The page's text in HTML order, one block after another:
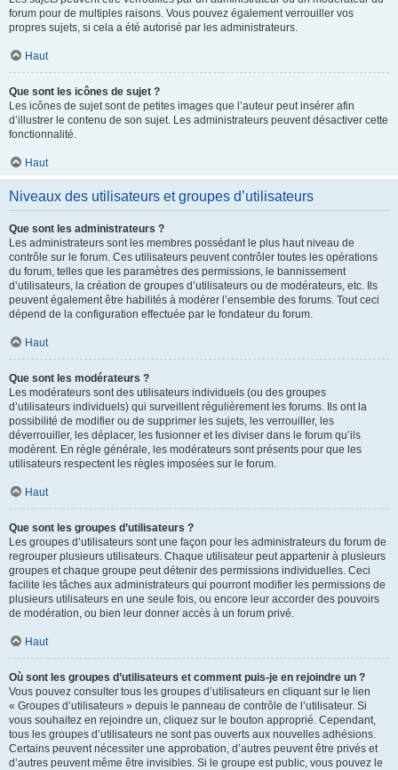
forum pour de multiples raisons. Vous pouvez également verrouiller vos
propres sujets, si cela a été autorisé par les administrateurs.
Haut
Que sont les icônes de sujet ?
Les icônes de sujet sont de petites images que l’auteur peut insérer afin
d’illustrer le contenu de son sujet. Les administrateurs peuvent désactiver cette
fonctionnalité.
Haut
Niveaux des utilisateurs et groupes d’utilisateurs
Que sont les administrateurs ?
Les administrateurs sont les membres possédant le plus haut niveau de
contrôle sur le forum. Ces utilisateurs peuvent contrôler toutes les opérations
du forum, telles que les paramètres des permissions, le bannissement
d’utilisateurs, la création de groupes d’utilisateurs ou de modérateurs, etc. Ils
peuvent également être habilités à modérer l’ensemble des forums. Tout ceci
dépend de la configuration effectuée par le fondateur du forum.
Haut
Que sont les modérateurs ?
Les modérateurs sont des utilisateurs individuels (ou des groupes
d’utilisateurs individuels) qui surveillent régulièrement les forums. Ils ont la
possibilité de modifier ou de supprimer les sujets, les verrouiller, les
déverrouiller, les déplacer, les fusionner et les diviser dans le forum qu’ils
modèrent. En règle générale, les modérateurs sont présents pour que les
utilisateurs respectent les règles imposées sur le forum.
Haut
Que sont les groupes d’utilisateurs ?
Les groupes d’utilisateurs sont une façon pour les administrateurs du forum de
regrouper plusieurs utilisateurs. Chaque utilisateur peut appartenir à plusieurs
groupes et chaque groupe peut détenir des permissions individuelles. Ceci
facilite les tâches aux administrateurs qui pourront modifier les permissions de
plusieurs utilisateurs en une seule fois, ou encore leur accorder des pouvoirs
de modération, ou bien leur donner accès à un forum privé.
Haut
Où sont les groupes d’utilisateurs et comment puis-je en rejoindre un ?
Vous pouvez consulter tous les groupes d’utilisateurs en cliquant sur le lien
« Groupes d’utilisateurs » depuis le panneau de contrôle de l’utilisateur. Si
vous souhaitez en rejoindre un, cliquez sur le bouton approprié. Cependant,
tous les groupes d’utilisateurs ne sont pas ouverts aux nouvelles adhésions.
Certains peuvent nécessiter une approbation, d’autres peuvent être privés et
d’autres peuvent même être invisibles. Si le groupe est public, vous pouvez le